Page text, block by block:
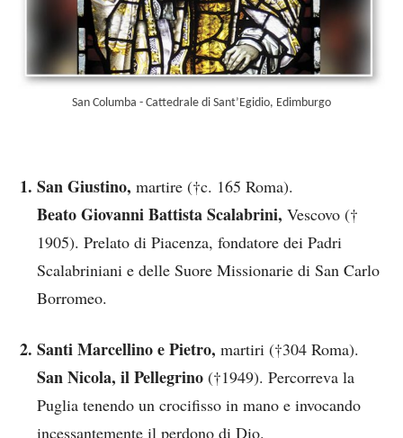
San Columba - Cattedrale di Sant’Egidio, Edimburgo
San Giustino, martire (†c. 165 Roma).
Beato Giovanni Battista Scalabrini, Vescovo (†
1905). Prelato di Piacenza, fondatore dei Padri
Scalabriniani e delle Suore Missionarie di San Carlo
Borromeo.
Santi Marcellino e Pietro, martiri (†304 Roma).
San Nicola, il Pellegrino (†1949). Percorreva la
Puglia tenendo un crocifisso in mano e invocando
incessantemente il perdono di Dio.